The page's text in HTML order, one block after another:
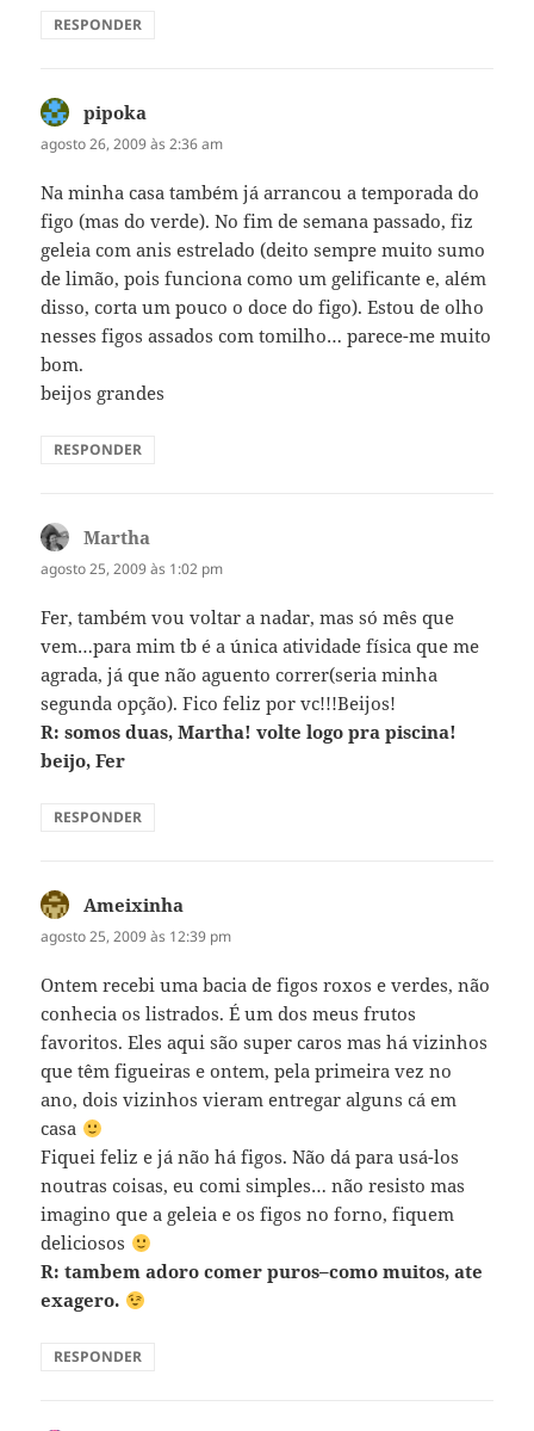
RESPONDER
pipoka
agosto 26, 2009 às 2:36 am
Na minha casa também já arrancou a temporada do
figo (mas do verde). No fim de semana passado, fiz
geleia com anis estrelado (deito sempre muito sumo
de limão, pois funciona como um gelificante e, além
disso, corta um pouco o doce do figo). Estou de olho
nesses figos assados com tomilho… parece-me muito
bom.
beijos grandes
RESPONDER
Martha
agosto 25, 2009 às 1:02 pm
Fer, também vou voltar a nadar, mas só mês que
vem…para mim tb é a única atividade física que me
agrada, já que não aguento correr(seria minha
segunda opção). Fico feliz por vc!!!Beijos!
R: somos duas, Martha! volte logo pra piscina!
beijo, Fer
RESPONDER
Ameixinha
agosto 25, 2009 às 12:39 pm
Ontem recebi uma bacia de figos roxos e verdes, não
conhecia os listrados. É um dos meus frutos
favoritos. Eles aqui são super caros mas há vizinhos
que têm figueiras e ontem, pela primeira vez no
ano, dois vizinhos vieram entregar alguns cá em
casa
Fiquei feliz e já não há figos. Não dá para usá-los
noutras coisas, eu comi simples… não resisto mas
imagino que a geleia e os figos no forno, fiquem
deliciosos
R: tambem adoro comer puros–como muitos, ate
exagero.
RESPONDER